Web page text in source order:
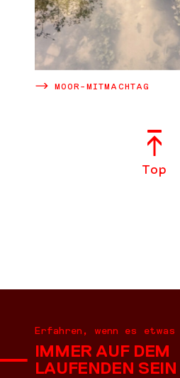
MOOR-MITMACHTAG
Top
Erfahren, wenn es
IMMER AUF DEM
LAUFENDEN SEIN